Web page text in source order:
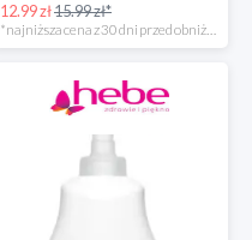
12.99 zł15.99 zł*
*najniższa cena z 30 dni przed obniżką